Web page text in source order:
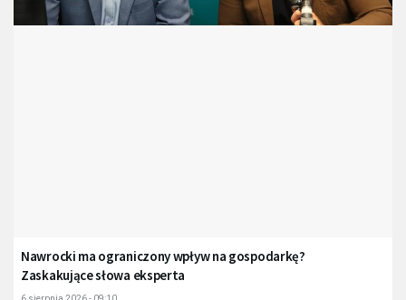
Nawrocki ma ograniczony wpływ na gospodarkę?
Zaskakujące słowa eksperta